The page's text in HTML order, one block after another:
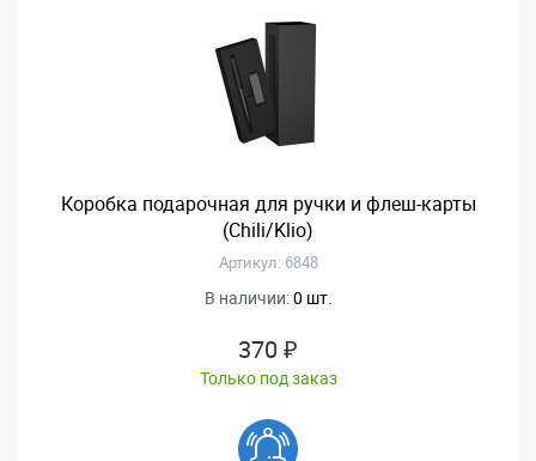
Коробка подарочная для ручки и флеш-карты
(Chili/Klio)
Артикул: 6848
В наличии:0 шт.
370 ₽
Только под заказ